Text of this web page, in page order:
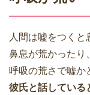
人間は嘘をつくと
鼻息が荒かったり
呼吸の荒さで嘘か
彼氏と話している